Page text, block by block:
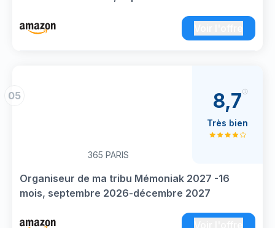
05
365 PARIS
Organiseur de ma tribu Mémoniak 2027 -16
mois, septembre 2026-décembre 2027
8,7
Très bien